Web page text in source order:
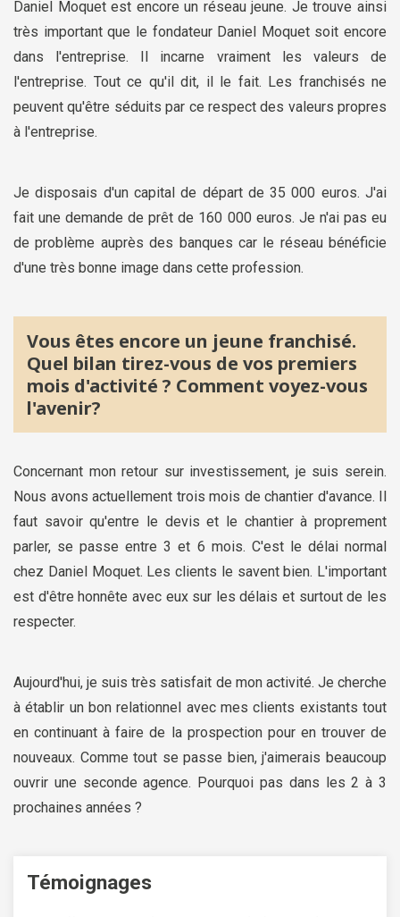
Daniel Moquet est encore un réseau jeune. Je trouve ainsi
très important que le fondateur Daniel Moquet soit encore
dans l'entreprise. Il incarne vraiment les valeurs de
l'entreprise. Tout ce qu'il dit, il le fait. Les franchisés ne
peuvent qu'être séduits par ce respect des valeurs propres
à l'entreprise.
Je disposais d'un capital de départ de 35 000 euros. J'ai
fait une demande de prêt de 160 000 euros. Je n'ai pas eu
de problème auprès des banques car le réseau bénéficie
d'une très bonne image dans cette profession.
Vous êtes encore un jeune franchisé.
Quel bilan tirez-vous de vos premiers
mois d'activité ? Comment voyez-vous
l'avenir?
Concernant mon retour sur investissement, je suis serein.
Nous avons actuellement trois mois de chantier d'avance. Il
faut savoir qu'entre le devis et le chantier à proprement
parler, se passe entre 3 et 6 mois. C'est le délai normal
chez Daniel Moquet. Les clients le savent bien. L'important
est d'être honnête avec eux sur les délais et surtout de les
respecter.
Aujourd'hui, je suis très satisfait de mon activité. Je cherche
à établir un bon relationnel avec mes clients existants tout
en continuant à faire de la prospection pour en trouver de
nouveaux. Comme tout se passe bien, j'aimerais beaucoup
ouvrir une seconde agence. Pourquoi pas dans les 2 à 3
prochaines années ?
Témoignages